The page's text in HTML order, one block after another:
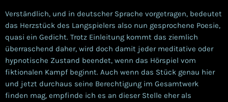
Verständlich, und in deutscher Sprache vorgetragen, bedeutet
das Herzstück des Langspielers also nun gesprochene Poesie,
quasi ein Gedicht. Trotz Einleitung kommt das ziemlich
überraschend daher, wird doch damit jeder meditative oder
hypnotische Zustand beendet, wenn das Hörspiel vom
fiktionalen Kampf beginnt. Auch wenn das Stück genau hier
und jetzt durchaus seine Berechtigung im Gesamtwerk
finden mag, empfinde ich es an dieser Stelle eher als